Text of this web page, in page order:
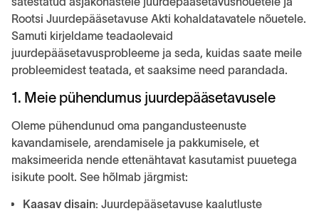
Rootsi Juurdepääsetavuse Akti kohaldatavatele nõuetele.
Samuti kirjeldame teadaolevaid
juurdepääsetavusprobleeme ja seda, kuidas saate meile
probleemidest teatada, et saaksime need parandada.
1. Meie pühendumus juurdepääsetavusele
Oleme pühendunud oma pangandusteenuste
kavandamisele, arendamisele ja pakkumisele, et
maksimeerida nende ettenähtavat kasutamist puuetega
isikute poolt. See hõlmab järgmist:
Kaasav disain: Juurdepääsetavuse kaalutluste